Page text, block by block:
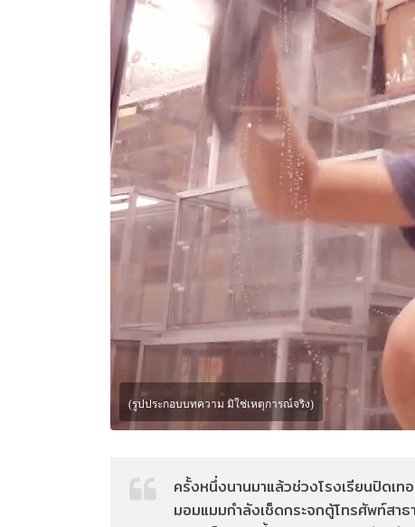
(รูปประกอบบทความ มิใช่เหตุการณ์จริง)
ครั้งหนึ่งนานมาแล้วช่วงโรงเรียนปิดเ
มอมแมมกำลังเช็ดกระจกตู้โทรศัพท์สา